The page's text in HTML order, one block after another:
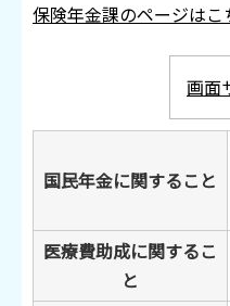
保険年金課のページはこ
画面
国民年金に関すること
医療費助成に関するこ
と